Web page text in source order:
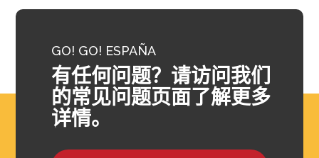
GO! GO! ESPAÑA
有任何问题？请访问我们
的常见问题页面了解更多
详情。